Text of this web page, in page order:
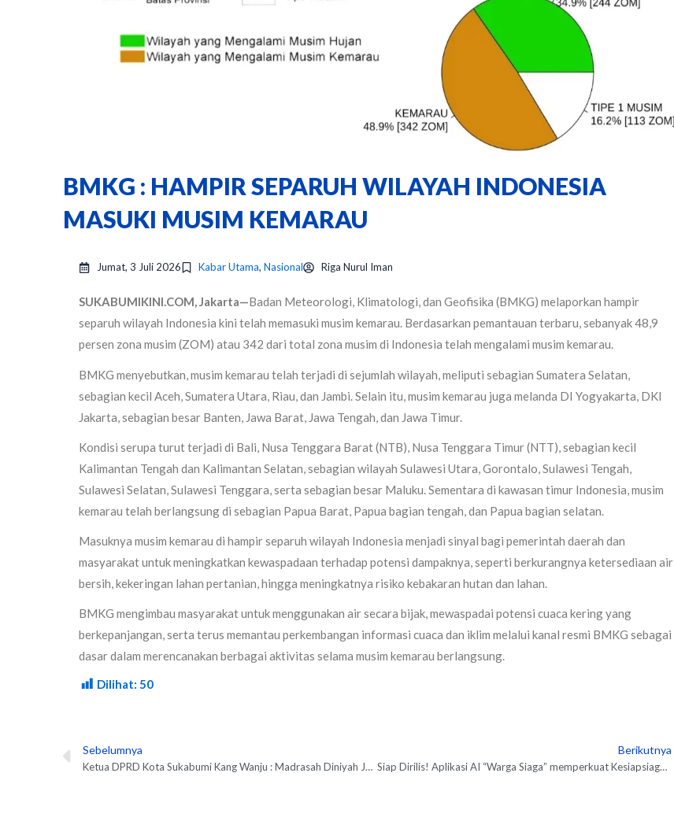
BMKG : HAMPIR SEPARUH WILAYAH INDONESIA
MASUKI MUSIM KEMARAU
Jumat, 3 Juli 2026 Kabar Utama, Nasional Riga Nurul Iman
SUKABUMIKINI.COM, Jakarta—Badan Meteorologi, Klimatologi, dan Geofisika (BMKG) melaporkan hampir
separuh wilayah Indonesia kini telah memasuki musim kemarau. Berdasarkan pemantauan terbaru, sebanyak 48,9
persen zona musim (ZOM) atau 342 dari total zona musim di Indonesia telah mengalami musim kemarau.
BMKG menyebutkan, musim kemarau telah terjadi di sejumlah wilayah, meliputi sebagian Sumatera Selatan,
sebagian kecil Aceh, Sumatera Utara, Riau, dan Jambi. Selain itu, musim kemarau juga melanda DI Yogyakarta, DKI
Jakarta, sebagian besar Banten, Jawa Barat, Jawa Tengah, dan Jawa Timur.
Kondisi serupa turut terjadi di Bali, Nusa Tenggara Barat (NTB), Nusa Tenggara Timur (NTT), sebagian kecil
Kalimantan Tengah dan Kalimantan Selatan, sebagian wilayah Sulawesi Utara, Gorontalo, Sulawesi Tengah,
Sulawesi Selatan, Sulawesi Tenggara, serta sebagian besar Maluku. Sementara di kawasan timur Indonesia, musim
kemarau telah berlangsung di sebagian Papua Barat, Papua bagian tengah, dan Papua bagian selatan.
Masuknya musim kemarau di hampir separuh wilayah Indonesia menjadi sinyal bagi pemerintah daerah dan
masyarakat untuk meningkatkan kewaspadaan terhadap potensi dampaknya, seperti berkurangnya ketersediaan air
bersih, kekeringan lahan pertanian, hingga meningkatnya risiko kebakaran hutan dan lahan.
BMKG mengimbau masyarakat untuk menggunakan air secara bijak, mewaspadai potensi cuaca kering yang
berkepanjangan, serta terus memantau perkembangan informasi cuaca dan iklim melalui kanal resmi BMKG sebagai
dasar dalam merencanakan berbagai aktivitas selama musim kemarau berlangsung.
Dilihat: 50
Prev
Sebelumnya
Ketua DPRD Kota Sukabumi Kang Wanju : Madrasah Diniyah Jadi Pondasi Pembentukan Karakter Anak Sejak Dini
Berikutnya
Siap Dirilis! Aplikasi AI “Warga Siaga” memperkuat Kesiapsiagaan Bencana di Masyarakat, Begini Cara Kerjanya